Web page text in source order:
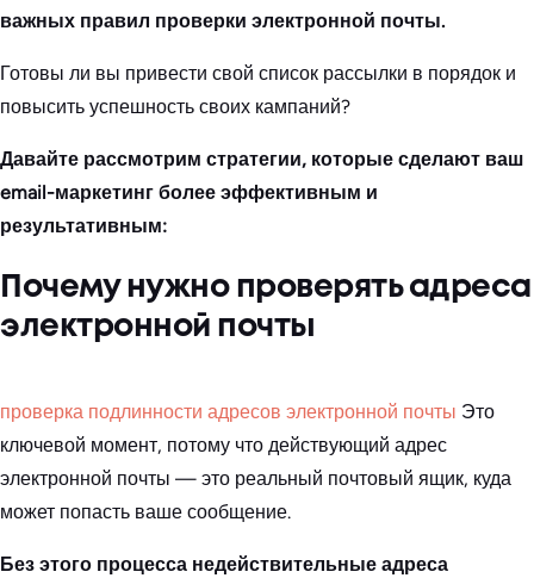
важных правил проверки электронной почты.
Готовы ли вы привести свой список рассылки в порядок и
повысить успешность своих кампаний?
Давайте рассмотрим стратегии, которые сделают ваш
email-маркетинг более эффективным и
результативным:
Почему нужно проверять адреса
электронной почты
проверка подлинности адресов электронной почты Это
ключевой момент, потому что действующий адрес
электронной почты — это реальный почтовый ящик, куда
может попасть ваше сообщение.
Без этого процесса недействительные адреса